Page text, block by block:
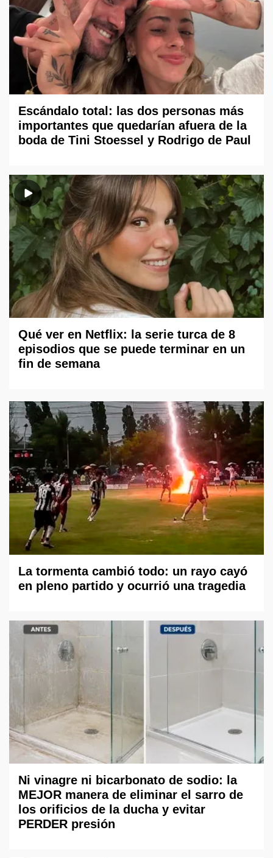
Escándalo total: las dos personas más
importantes que quedarían afuera de la
boda de Tini Stoessel y Rodrigo de Paul
Qué ver en Netflix: la serie turca de 8
episodios que se puede terminar en un
fin de semana
La tormenta cambió todo: un rayo cayó
en pleno partido y ocurrió una tragedia
Ni vinagre ni bicarbonato de sodio: la
MEJOR manera de eliminar el sarro de
los orificios de la ducha y evitar
PERDER presión